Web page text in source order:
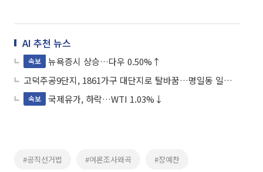
AI 추천 뉴스
속보
뉴욕증시 상승…다우 0.50%↑
고덕주공9단지, 1861가구 대단지로 탈바꿈…명일동 일대 5900가구 공급
속보 국제유가, 하락…WTI 1.03%↓
#공직선거법 #여론조사왜곡 #장예찬